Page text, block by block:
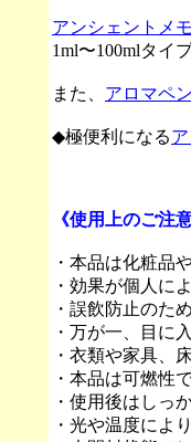
アンシェントメ
1ml〜100mlタイ
また、 アロマペ
◆極便利になる
《使用上のご注意
・本品は化粧品
・効果が個人に
・誤飲防止のた
・万が一、目に
・衣類や家具、
・本品は可燃性
・使用後はしっ
・光や温度によ